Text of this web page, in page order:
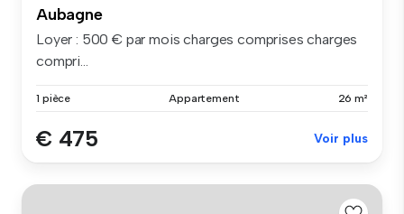
Aubagne
Loyer : 500 € par mois charges comprises charges
compri...
1 pièce Appartement 26 m²
€ 475 Voir plus